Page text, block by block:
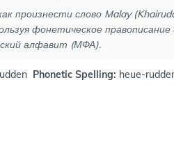
произнести слово Malay
фонетическое
алфавит (МФА).
Phonetic Spelling: heue-